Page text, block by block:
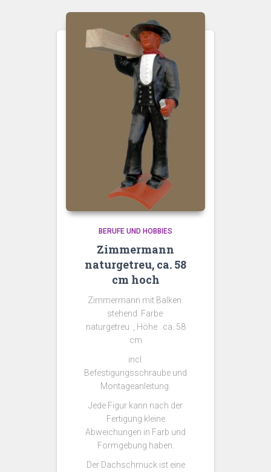
BERUFE UND HOBBIES
Zimmermann
naturgetreu, ca. 58
cm hoch
Zimmermann mit Balken
stehend Farbe
naturgetreu , Höhe ca. 58
cm
incl.
Befestigungsschraube und
Montageanleitung.
Jede Figur kann nach der
Fertigung kleine
Abweichungen in Farb und
Formgebung haben.
Der Dachschmuck ist eine